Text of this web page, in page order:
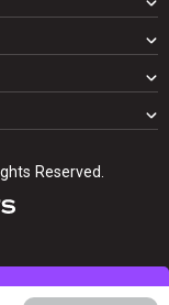
Reserved.